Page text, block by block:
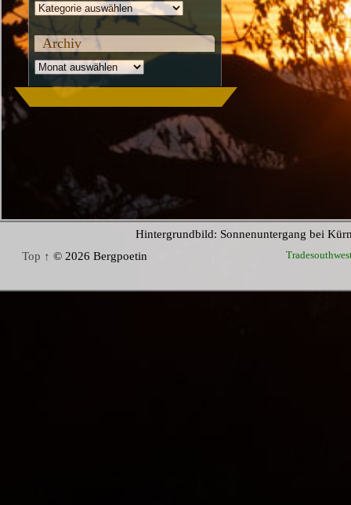
Kategorien
Archiv
Archiv
Hintergrundbild: Sonnenuntergang bei
Top ↑ © 2026 Bergpoetin